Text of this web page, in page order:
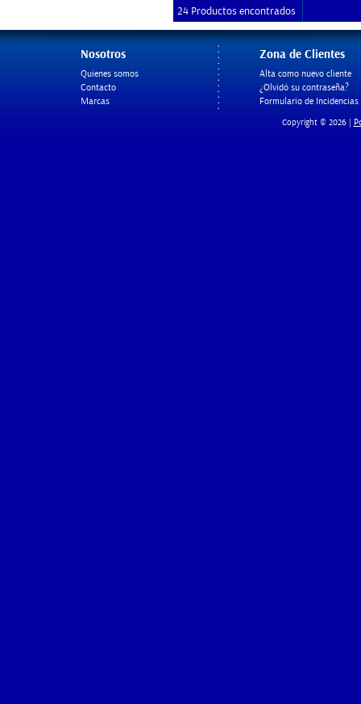
24 Productos encontrados
Nosotros
Quienes somos
Contacto
Marcas
Zona de Clientes
Alta como nuevo cliente
¿Olvidó su contraseña?
Formulario de Incidencias
Copyright © 2026 |